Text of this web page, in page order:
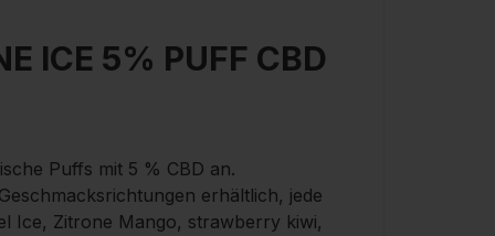
ICE 5% PUFF CBD
Puffs mit 5 % CBD an.
erhältlich, jede
Ice, Zitrone Mango, strawberry kiwi,